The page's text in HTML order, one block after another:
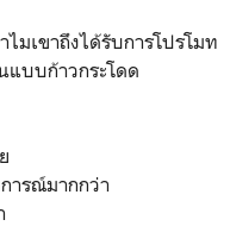
มเขาถึงได้รับการโปรโมท
แบบก้าวกระโดด
ารณ์มากกว่า